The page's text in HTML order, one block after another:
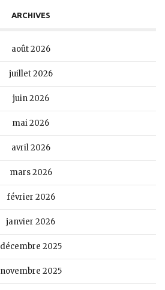
ARCHIVES
août 2026
juillet 2026
juin 2026
mai 2026
avril 2026
mars 2026
février 2026
janvier 2026
décembre 2025
novembre 2025